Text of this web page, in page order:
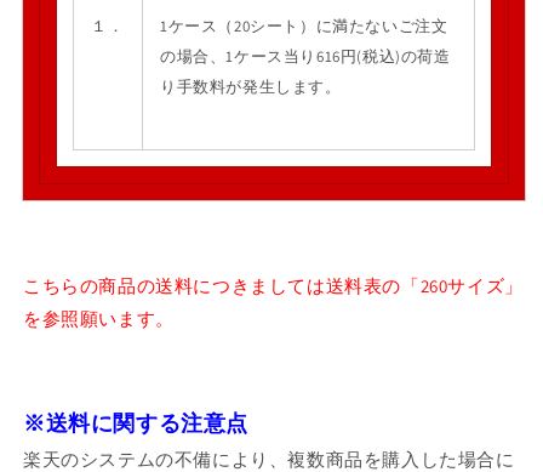
１．
1ケース（20シート）に満たないご注文
の場合、1ケース当り616円(税込)の荷造
り手数料が発生します。
こちらの商品の送料につきましては送料表の「260サイズ」
を参照願います。
※送料に関する注意点
楽天のシステムの不備により、複数商品を購入した場合に